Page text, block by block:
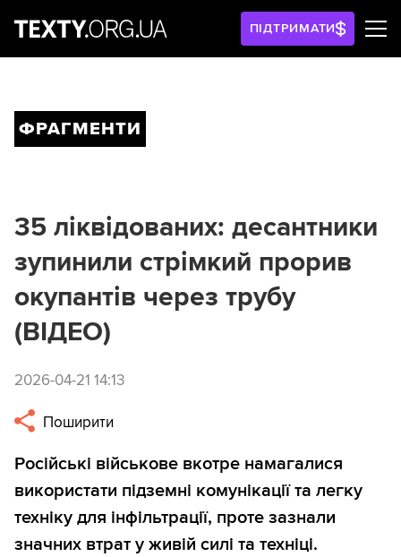
ПІДТРИМАТИ
ФРАГМЕНТИ
35 ліквідованих: десантники
зупинили стрімкий прорив
окупантів через трубу
(ВІДЕО)
2026-04-21 14:13
Поширити
Російські військове вкотре намагалися
використати підземні комунікації та легку
техніку для інфільтрації, проте зазнали
значних втрат у живій силі та техніці.